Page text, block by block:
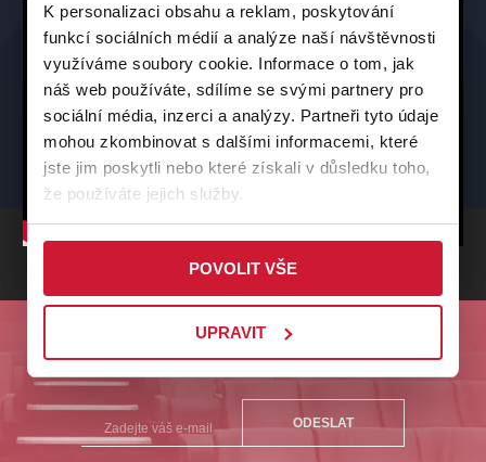
K personalizaci obsahu a reklam, poskytování
funkcí sociálních médií a analýze naší návštěvnosti
využíváme soubory cookie. Informace o tom, jak
náš web používáte, sdílíme se svými partnery pro
sociální média, inzerci a analýzy. Partneři tyto údaje
mohou zkombinovat s dalšími informacemi, které
jste jim poskytli nebo které získali v důsledku toho,
že používáte jejich služby.
POVOLIT VŠE
UPRAVIT
Odebírejte nás a buďte první u nejlepších akcí na
Plzeňsku!
ODESLAT